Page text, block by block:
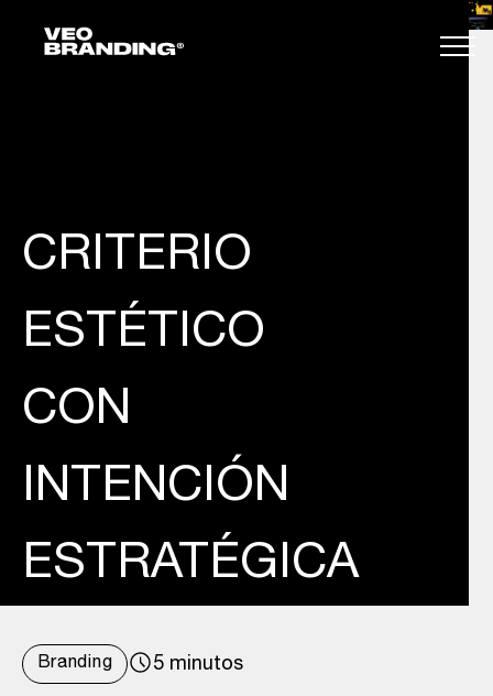
CRITERIO
ESTÉTICO
CON
INTENCIÓN
ESTRATÉGICA
Branding 5 minutos